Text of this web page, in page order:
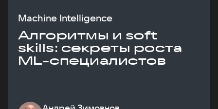
Machine Intelligence
Алгоритмы и soft
skills: секреты роста
ML-специалистов